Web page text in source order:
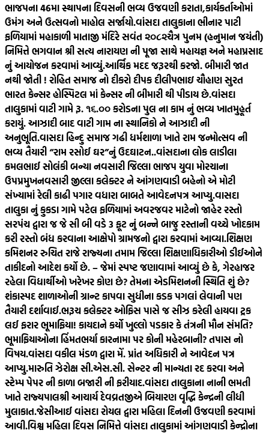
ભાજપના 46મા સ્થાપના દિવસની ભવ્ય ઉજવણી કરાતા,કાર્યકર્તાઓમાં
ઉમંગ અને ઉત્સવનો માહોલ સર્જાયો.વાંસદા તાલુકાના ભીનાર પાટી
ફળિયામાં મહાકાળી માતાજી મંદિરે સવંત ‌‌૨૦૮૨ચૈત્ર‌ પુનમ (હનુમાન જયંતી)
નિમિત્તે ભગવાન શ્રી સત્ય નારાયણ ની પૂજા સાથે મહાયજ્ઞ અને મહાપ્રસાદ
નું આયોજન કરવામાં આવ્યું.આર્થિક મદદ જરૂરથી કરજો. બીમારી જાત
નથી જોતી ! રોહિત સમાજ નો દીકરો દીપક દીલીપભાઇ ચૌહાણ સુરત
ભારત કેન્સર હોસ્પિટલ માં કેન્સર ની બીમારી થી પીડાય છે.વાંસદા
તાલુકામાં વાટી ગામે રૂ. ૧૬.૦૦ કરોડના પુલ ના કામ નું ભવ્ય ખાતમુહૂર્ત
કરાયું. આઝાદી બાદ વાટી ગામ ના સ્થાનિકો ને આઝાદી ની
અનુભૂતિ.વાસદા હિન્દુ સમાજ ગઢી ધર્મશાળા ખાતે રામ જન્મોત્સવ ની
ભવ્ય તૈયારી “રામ રસોઈ ઘર”નું ઉદઘાટન..વાંસદાના લોક લાડીલા
કમલભાઈ સોલંકી બન્યા નવસારી જિલ્લા ભાજપ યુવા મોરચાના
ઉપપ્રમુખનવસારી જીલ્લા કલેક્ટર ને આંગણવાડી બહેનો એ મોટી
સંખ્યામાં રેલી કાઢી પગાર વધારા બાબતે આવેદનપત્ર આપ્યુ.વાસદા
તાલુકા નું કુકડા ગામે પટેલ ફળિયામાં અવરજવર માટેનો જાહેર રસ્તો
સરપંચ દ્વારા જ જે સી બી વડે 3 ફૂટ નું બન્ને બાજુ રસ્તાની વચ્ચે ખોદકામ
કરી રસ્તો બંધ કરવાના આક્ષેપો ગ્રામજનો દ્વારા કરવામાં આવ્યા.શિક્ષણ
કમિશનર રુચિત રાજે રાજ્યના તમામ જિલ્લા શિક્ષણાધિકારીઓ ડીઈઓને
તાકીદનો આદેશ કર્યો છે. – જેમાં સ્પષ્ટ જણાવામાં આવ્યું છે કે, ગેરહાજર
રહેલા વિદ્યાર્થીઓ ખરેખર કોણ છે? તેમના એડમિશનની સ્થિતિ શું છે?
શંકાસ્પદ શાળાઓની ગ્રાન્ટ કાપવા સુધીના કડક પગલાં લેવાની પણ
તૈયારી દર્શાવાઈ.ભરૂચ કલેક્ટર ઓફિસ પાસે જ સીઝ કરેલી હાયવા ટ્રક
લઈ ફરાર ભૂમાફિયા! કાયદાને કર્યો ખુલ્લો પડકાર કે તંત્રની મૌન સંમતિ?
ભૂમાફિયાઓના હિંમતભર્યા કારનામા પર કોની મહેરબાની? તપાસ નો
વિષય.વાંસદા વકીલ મંડળ દ્વારા મેં. પ્રાંત અધિકારી ને આવેદન પત્ર
આપ્યુ.મારુતિ ઝેરોક્ષ સી.એસ.સી. સેન્ટર ની માન્યતા રદ કરવા અને
સ્ટેમ્પ પેપર ની કાળા બજારી ની ફરીયાદ.વાંસદા તાલુકાના નાની ભમતી
ખાતે રાજ્યપાલશ્રી આચાર્ય દેવવ્રતજીએ બિયારણ વૃદ્ધિ કેન્દ્રની લીધી
મુલાકાત.જેસીઆઈ વાંસદા રોયલ દ્વારા મહિલા દિનની ઉજવણી કરવામાં
આવી.વિશ્વ મહિલા દિવસ નિમિત્તે વાંસદા તાલુકામાં આંગણવાડી કેન્દ્રોના